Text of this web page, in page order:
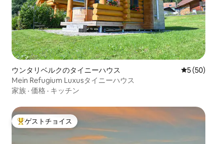
ウンタリベルクのタイニーハウス レビュー
5 (50)
Mein Refugium Luxusタイニーハウス
家族 · 価格 · キッチン
大好評のゲストチョイスです。
ゲストチョイス